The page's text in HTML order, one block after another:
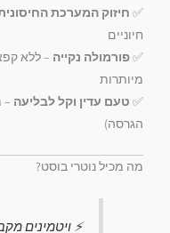
✅ חיזוק המערכת
חיוניים
✅פורמולה נקייה – ללא
מיותרות
✅ טעם עדין וקל לבליעה –
הגרסה)
מה מכיל נוטרי בוסט?